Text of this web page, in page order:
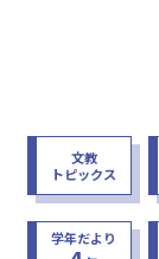
文教
トピックス
学年だより